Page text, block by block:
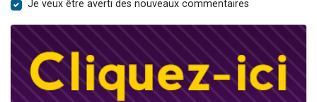
Je veux être averti des nouveaux commentaires